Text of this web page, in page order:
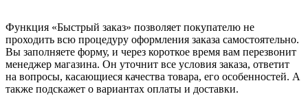
Функция «Быстрый заказ» позволяет покупателю не
проходить всю процедуру оформления заказа самостоятельно.
Вы заполняете форму, и через короткое время вам перезвонит
менеджер магазина. Он уточнит все условия заказа, ответит
на вопросы, касающиеся качества товара, его особенностей. А
также подскажет о вариантах оплаты и доставки.